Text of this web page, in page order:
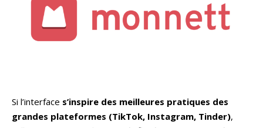
Si l’interface s’inspire des meilleures pratiques des
grandes plateformes (TikTok, Instagram, Tinder),